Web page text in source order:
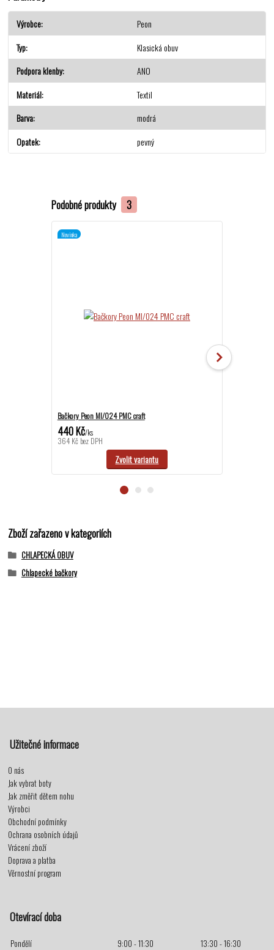
Výrobce
Peon
Typ
Klasická obuv
Podpora klenby
ANO
Materiál
Textil
Barva
modrá
Opatek
pevný
Podobné produkty 3
Novinka
Bačkory Peon MI/024 PMC craft
440 Kč/ks
364 Kč bez DPH
Zvolit variantu
Zboží zařazeno v kategoriích
CHLAPECKÁ OBUV
Chlapecké bačkory
Užitečné informace
O nás
Jak vybrat boty
Jak změřit dětem nohu
Výrobci
Obchodní podmínky
Ochrana osobních údajů
Vrácení zboží
Doprava a platba
Věrnostní program
Otevírací doba
Pondělí 9:00 - 11:30
13:30 - 16:30